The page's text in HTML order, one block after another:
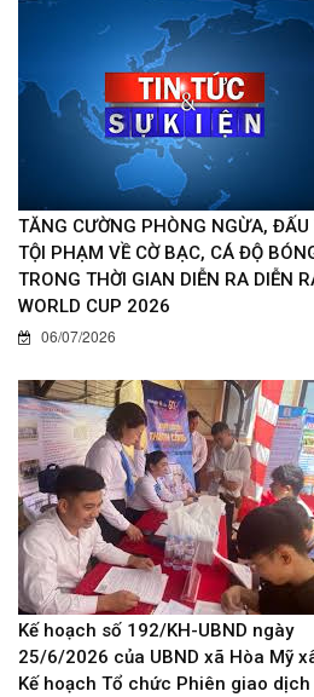
TĂNG CƯỜNG PHÒNG NGỪA, ĐẤU
TỘI PHẠM VỀ CỜ BẠC, CÁ ĐỘ
TRONG THỜI GIAN DIỄN RA DIỄN
WORLD CUP 2026
06/07/2026
Kế hoạch số 192/KH-UBND ngày
25/6/2026 của UBND xã Hòa Mỹ
Kế hoạch Tổ chức Phiên giao dịch